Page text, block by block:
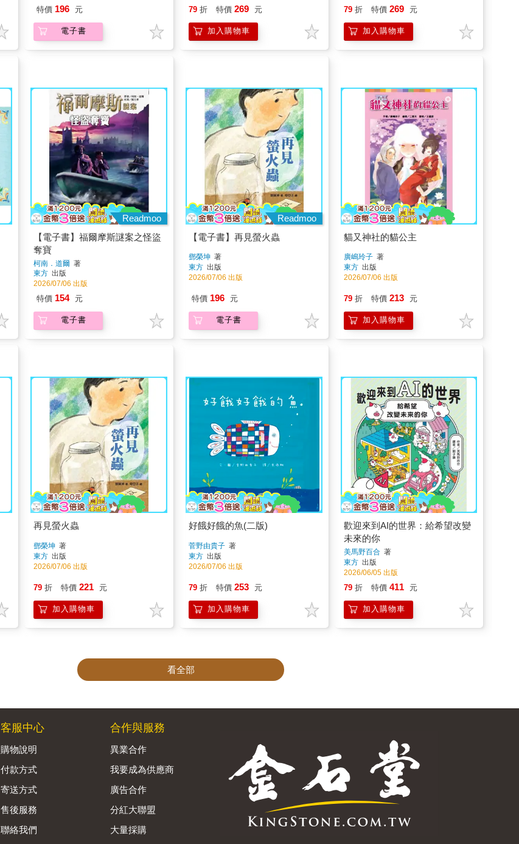
特價 196 元
電子書
79 折 特價 269 元
加入購物車
79 折 特價 269 元
加入購物車
Readmoo
【電子書】福爾摩斯謎案之怪盜
奪寶
柯南．道爾著
東方 出版
2026/07/06 出版
特價 154 元
電子書
Readmoo
【電子書】再見螢火蟲
鄧榮坤著
東方 出版
2026/07/06 出版
特價 196 元
電子書
貓又神社的貓公主
廣嶋玲子著
東方 出版
2026/07/06 出版
79 折 特價 213 元
加入購物車
再見螢火蟲
鄧榮坤著
東方 出版
2026/07/06 出版
79 折 特價 221 元
加入購物車
好餓好餓的魚(二版)
菅野由貴子著
東方 出版
2026/07/06 出版
79 折 特價 253 元
加入購物車
歡迎來到AI的世界：給希望改變
未來的你
美馬野百合著
東方 出版
2026/06/05 出版
79 折 特價 411 元
加入購物車
看全部
客服中心
購物說明
付款方式
寄送方式
售後服務
聯絡我們
合作與服務
異業合作
我要成為供應商
廣告合作
分紅大聯盟
大量採購